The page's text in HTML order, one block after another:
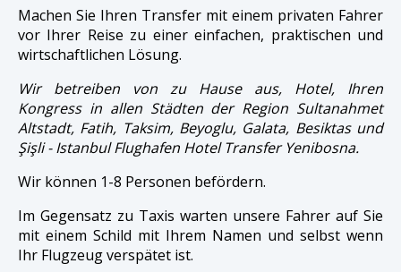
Machen Sie Ihren Transfer mit einem privaten Fahrer
vor Ihrer Reise zu einer einfachen, praktischen und
wirtschaftlichen Lösung.
Wir betreiben von zu Hause aus, Hotel, Ihren
Kongress in allen Städten der Region Sultanahmet
Altstadt, Fatih, Taksim, Beyoglu, Galata, Besiktas und
Şişli - Istanbul Flughafen Hotel Transfer Yenibosna.
Wir können 1-8 Personen befördern.
Im Gegensatz zu Taxis warten unsere Fahrer auf Sie
mit einem Schild mit Ihrem Namen und selbst wenn
Ihr Flugzeug verspätet ist.